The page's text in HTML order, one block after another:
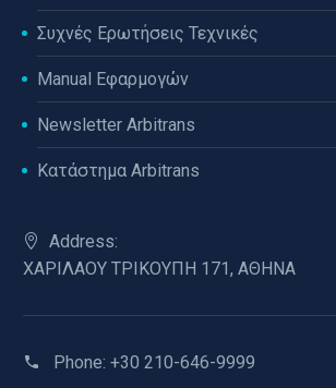
Συχνές Ερωτήσεις Τεχνικές
Manual Εφαρμογών
Newsletter Arbitrans
Κατάστημα Arbitrans
Address:
ΧΑΡΙΛΑΟΥ ΤΡΙΚΟΥΠΗ 171, ΑΘΗΝΑ
Phone: +30 210-646-9999